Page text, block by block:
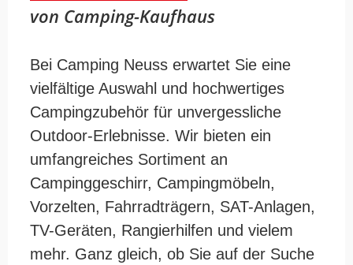
von Camping-Kaufhaus
Bei Camping Neuss erwartet Sie eine
vielfältige Auswahl und hochwertiges
Campingzubehör für unvergessliche
Outdoor-Erlebnisse. Wir bieten ein
umfangreiches Sortiment an
Campinggeschirr, Campingmöbeln,
Vorzelten, Fahrradträgern, SAT-Anlagen,
TV-Geräten, Rangierhilfen und vielem
mehr. Ganz gleich, ob Sie auf der Suche